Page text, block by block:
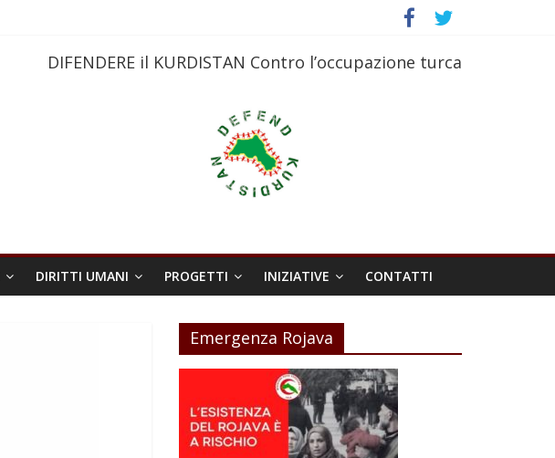
DIFENDERE il KURDISTAN Contro l’occupazione turca
DIRITTI UMANI PROGETTI INIZIATIVE CONTATTI
Emergenza Rojava